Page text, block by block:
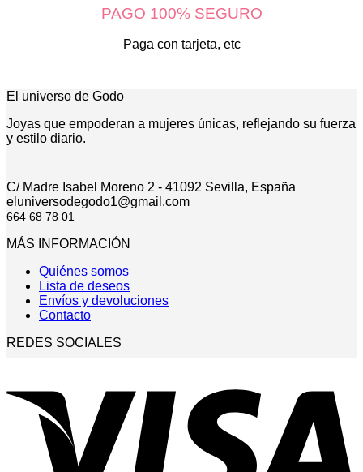
PAGO 100% SEGURO
Paga con tarjeta, etc
El universo de Godo
Joyas que empoderan a mujeres únicas, reflejando su fuerza
y estilo diario.
C/ Madre Isabel Moreno 2 - 41092 Sevilla, España
eluniversodegodo1@gmail.com
664 68 78 01
MÁS INFORMACIÓN
Quiénes somos
Lista de deseos
Envíos y devoluciones
Contacto
REDES SOCIALES